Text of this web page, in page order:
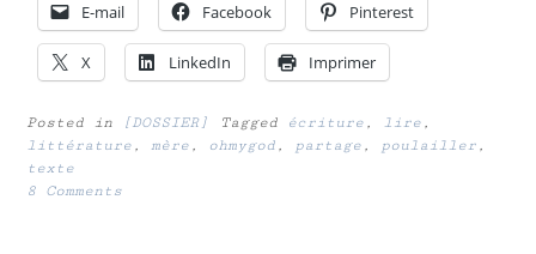
E-mail Facebook Pinterest
X LinkedIn Imprimer
Posted in [DOSSIER] Tagged écriture , lire ,
littérature , mère , ohmygod , partage , poulailler ,
texte
8 Comments